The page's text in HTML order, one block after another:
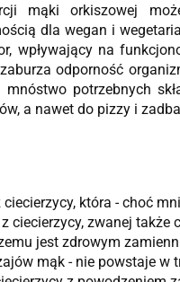
mąki orkiszowej
dla wegan i
wpływający na
odporność
potrzebnych
a nawet do pizzy i
która - choć
zwanej także
jest zdrowym
mąk - nie powstaje w